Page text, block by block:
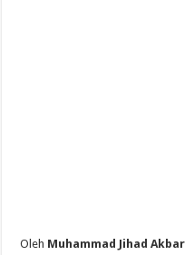
Oleh Muhammad Jihad Akbar